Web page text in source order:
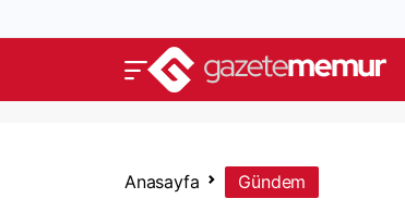
Anasayfa Gündem